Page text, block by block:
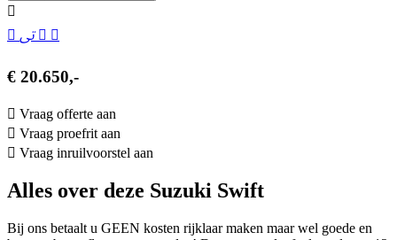
€ 20.650,-
Vraag offerte aan
Vraag proefrit aan
Vraag inruilvoorstel aan
Alles over deze Suzuki Swift
Bij ons betaalt u GEEN kosten rijklaar maken maar wel goede en